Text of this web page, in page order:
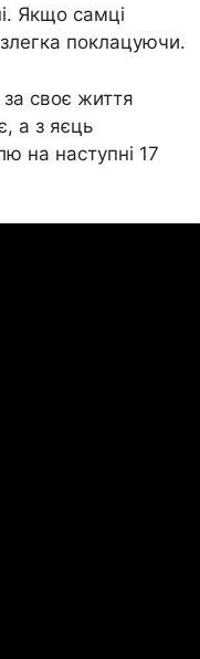
Якщо самці
поклацуючи.
своє життя
а з яєць
на наступні 17